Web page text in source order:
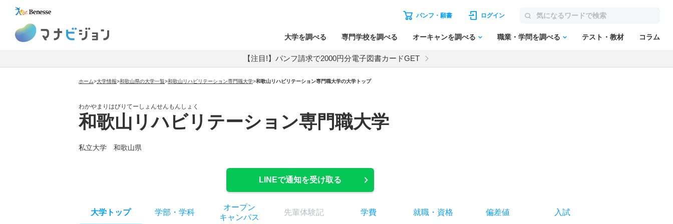
パンフ・願書 ログイン
大学を調べる 専門学校を調べる オーキャンを調べる 職業・学問を調べる テスト・教材 コラム
【注目!】パンフ請求で2000円分電子図書カードGET
ホーム>大学情報>和歌山県の大学一覧>和歌山リハビリテーション専門職大学>和歌山リハビリテーション専門職大学の大学トップ
わかやまりはびりてーしょんせんもんしょく
和歌山リハビリテーション専門職大学
私立大学 和歌山県
LINEで通知を受け取る
大学トップ 学部 ・ 学科
オープン
キャンパス
先輩体験記 学費 就職・ 資格 偏差値 入試